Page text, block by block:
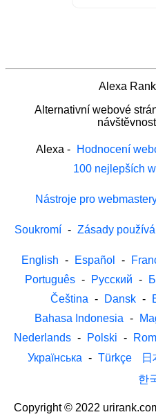
Alexa
Alternativní webové
Alexa - Hodnocení
100 nejlepších
Nástroje pro
Soukromí - Zásady
English - Español -
Português - Русский -
Čeština - Dansk -
Bahasa Indonesia -
Nederlands - Polski -
Українська - Türkçe 日
한
Copyright © 2022